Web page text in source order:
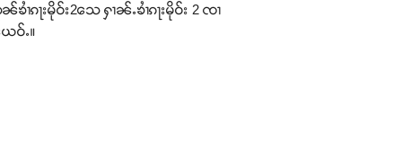
ႃးမိုဝ်း2သေ ႁၢၼ်ႉၶၢႆၵႃးမိုဝ်း 2 ၸၢ
ဝ်ႉ။